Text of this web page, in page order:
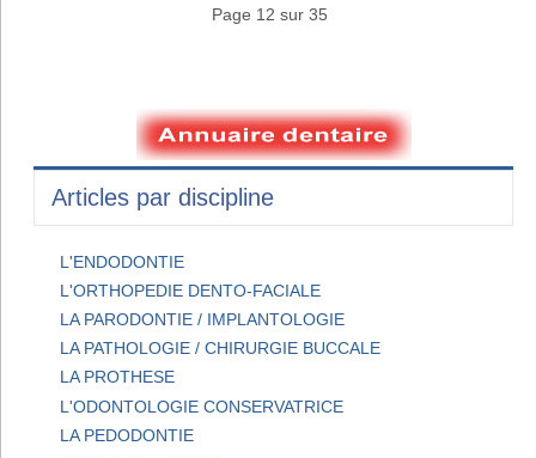
Page 12 sur 35
Articles par discipline
L'ENDODONTIE
L'ORTHOPEDIE DENTO-FACIALE
LA PARODONTIE / IMPLANTOLOGIE
LA PATHOLOGIE / CHIRURGIE BUCCALE
LA PROTHESE
L'ODONTOLOGIE CONSERVATRICE
LA PEDODONTIE